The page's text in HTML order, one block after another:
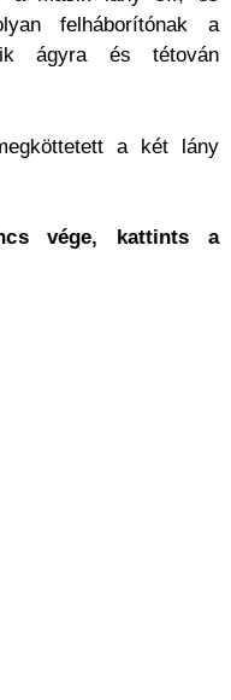
felháborítónak a
ágyra és tétován
a két lány
vége, kattints a